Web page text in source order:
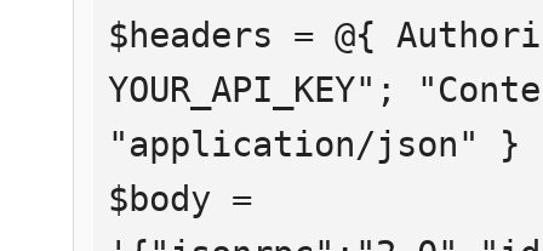
$headers = @{
YOUR_API_KEY";
"application/json" }
$body =